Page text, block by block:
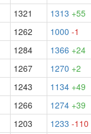
1321 1313 +55
1262 1000 -1
1284 1366 +24
1267 1270 +2
1243 1134 +49
1266 1274 +39
1203 1233 -110